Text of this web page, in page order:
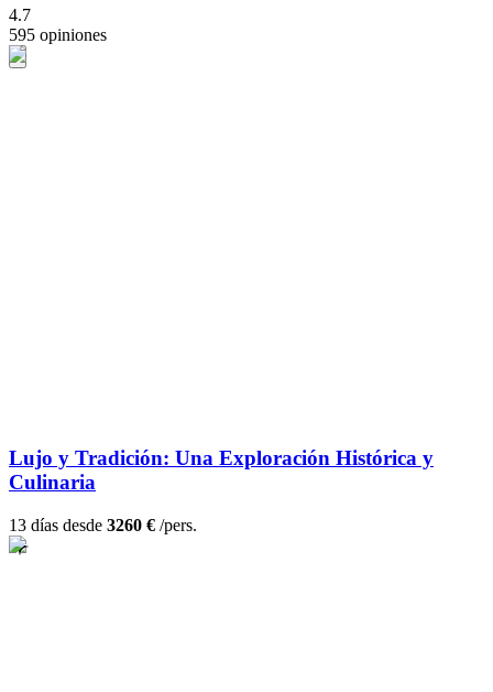
4.7
595 opiniones
Lujo y Tradición: Una Exploración Histórica y
Culinaria
13 días desde 3260 € /pers.